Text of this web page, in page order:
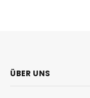
ÜBER UNS